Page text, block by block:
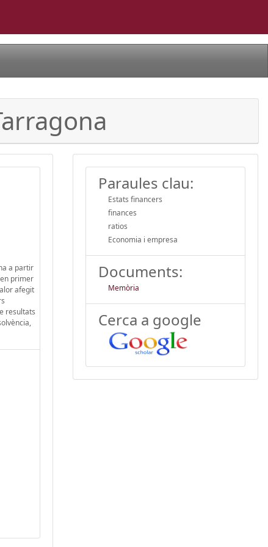
a partir
primer
afegit
resultats
Paraules clau:
Estats financers
finances
ratios
Economia i empresa
Documents:
Memòria
Cerca a google